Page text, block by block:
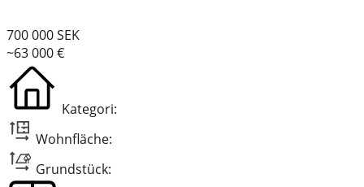
700 000 SEK
~63 000 €
Kategori:
Wohnfläche:
Grundstück: